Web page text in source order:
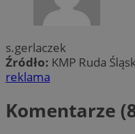
s.gerlaczek
Źródło: KMP Ruda
reklama
Komentarze